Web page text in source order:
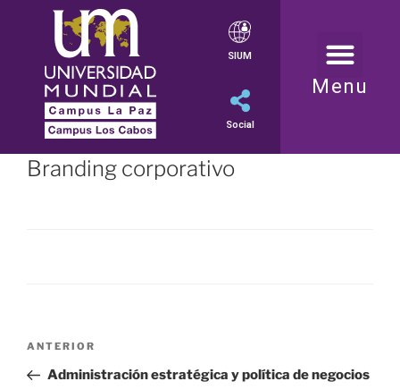
SIUM
Social
Menu
Branding corporativo
ANTERIOR
Administración estratégica y política de negocios